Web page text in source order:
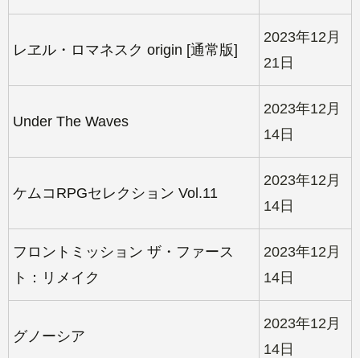
レヱル・ロマネスク origin [通常版]
2023年12月
21日
Under The Waves
2023年12月
14日
ケムコRPGセレクション Vol.11
2023年12月
14日
フロントミッション ザ・ファース
ト：リメイク
2023年12月
14日
グノーシア
2023年12月
14日